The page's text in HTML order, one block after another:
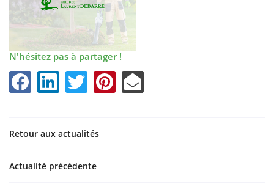
N'hésitez pas à partager !
Retour aux actualités
Actualité précédente